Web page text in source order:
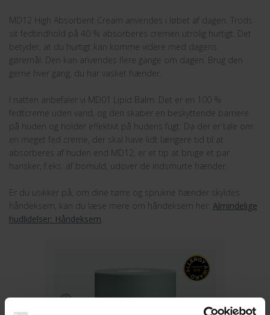
MD12 High Absorbent Cream anvendes i løbet af dagen. Trods
sit fedtindhold på 40 % absorberes cremen utrolig hurtigt. Det
betyder, at du hurtigt kan komme videre med dagens
gøremål. Den kan anvendes flere gange om dagen. Brug den
gerne hver gang, du har vasket hænder.
I natten anbefaler vi MD01 Lipid Balm. Det er en 100 %
fedtcreme uden vand, og den skaber en beskyttende barriere
på huden og holder effektivt på hudens fugt. Da der er tale om
en meget fed creme, der skal have lidt længere tid til at
absorberes af huden end MD12, er et tip at bruge et par
hansker, f.eks. af bomuld, udover de indsmurte hænder.
Er du usikker på, om dine tørre og sprukne hænder skyldes
håndeksem, kan du læse mere om håndeksem her: Almindelige
hudlidelser: Håndeksem.